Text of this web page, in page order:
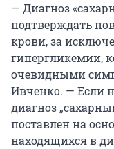
— Диагноз
подтверждать
крови, за
гипергликемии,
очевидными
Ивченко. — Если
диагноз
поставлен на
находящихся в